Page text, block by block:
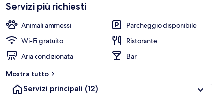
Servizi più richiesti
Animali ammessi
Parcheggio disponibile
Wi-Fi gratuito
Ristorante
Aria condizionata
Bar
Mostra tutto
Servizi principali (12)